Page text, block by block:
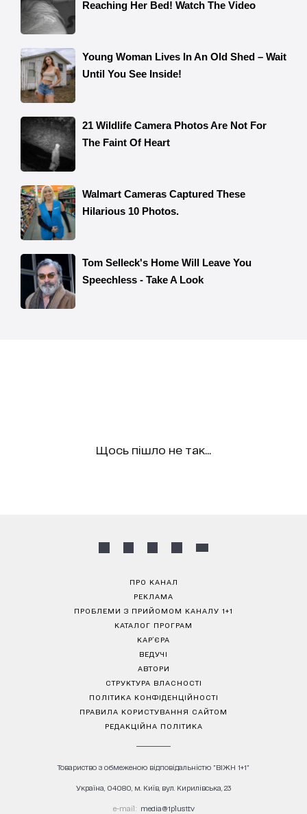
Щось пішло не так...
ПРО КАНАЛ
РЕКЛАМА
ПРОБЛЕМИ З ПРИЙОМОМ КАНАЛУ 1+1
КАТАЛОГ ПРОГРАМ
КАР’ЄРА
ВЕДУЧІ
АВТОРИ
СТРУКТУРА ВЛАСНОСТІ
ПОЛІТИКА КОНФІДЕНЦІЙНОСТІ
ПРАВИЛА КОРИСТУВАННЯ САЙТОМ
РЕДАКЦІЙНА ПОЛІТИКА
Товариство з обмеженою відповідальністю "ВІЖН 1+1"
Україна, 04080, м. Київ, вул. Кирилівська, 23
е-mail: media@1plus1.tv